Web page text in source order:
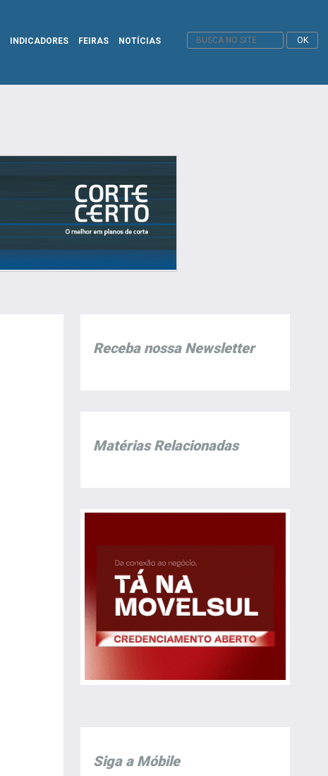
INDICADORES FEIRAS NOTÍCIAS
Receba nossa Newsletter
Matérias Relacionadas
Siga a Móbile